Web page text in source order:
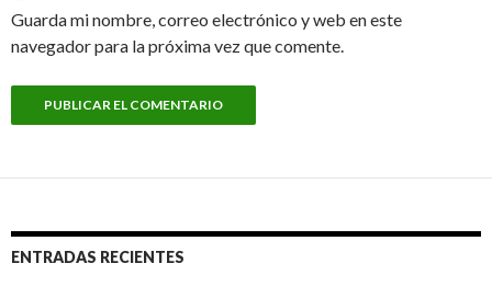
Guarda mi nombre, correo electrónico y web en este
navegador para la próxima vez que comente.
ENTRADAS RECIENTES